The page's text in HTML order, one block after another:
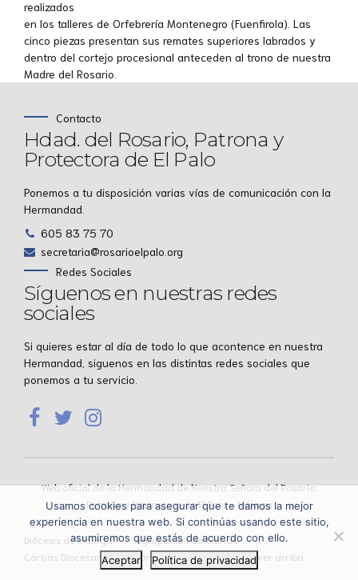
realizados
en los talleres de Orfebrería Montenegro (Fuenfirola). Las
cinco piezas presentan sus remates superiores labrados y
dentro del cortejo procesional anteceden al trono de nuestra
Madre del Rosario.
Contacto
Hdad. del Rosario, Patrona y
Protectora de El Palo
Ponemos a tu disposición varias vías de comunicación con la
Hermandad.
605 83 75 70
secretaria@rosarioelpalo.org
Redes Sociales
Síguenos en nuestras redes
sociales
Si quieres estar al día de todo lo que acontence en nuestra
Hermandad, siguenos en las distintas redes sociales que
ponemos a tu servicio.
Web oficial de la Hermandad de Nuestra Señora del Rosario,
Patrona y Protectora de El Palo – Málaga
Diócesis de Málaga
Agrupación de Glorias
Cártias Diocesana
Evangelio del día Volver arriba
Usamos cookies para asegurar que te damos la mejor
experiencia en nuestra web. Si continúas usando este sitio,
asumiremos que estás de acuerdo con ello.
Aceptar
Política de privacidad